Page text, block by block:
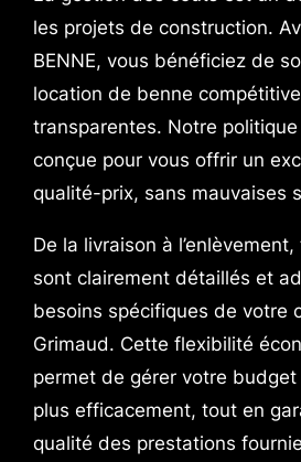
les projets de construction.
BENNE, vous bénéficiez de
location de benne
transparentes. Notre
conçue pour vous offrir un
qualité-prix, sans mauvaises
De la livraison à
sont clairement détaillés et
besoins spécifiques de votre
Grimaud. Cette flexibilité
permet de gérer votre
plus efficacement, tout en
qualité des prestations